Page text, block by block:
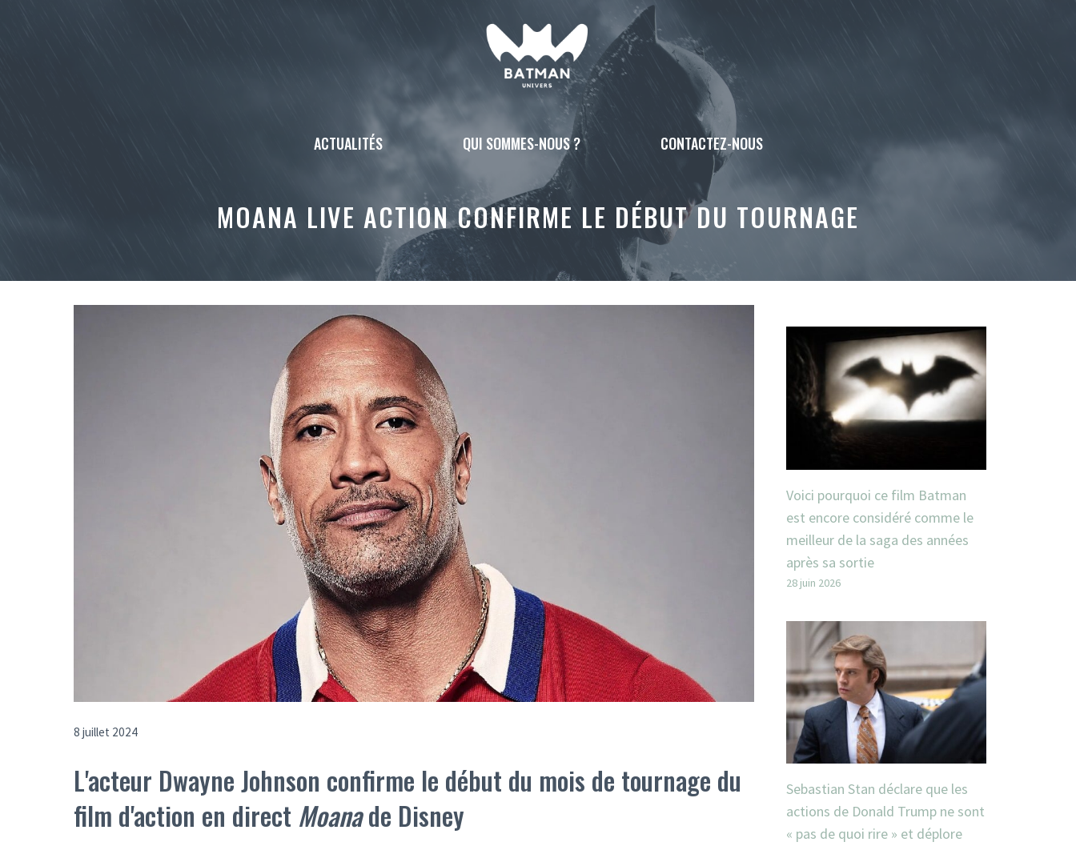
ACTUALITÉS QUI SOMMES-NOUS ? CONTACTEZ-NOUS
MOANA LIVE ACTION CONFIRME LE DÉBUT DU TOURNAGE
8 juillet 2024
L'acteur Dwayne Johnson confirme le début du mois de tournage du
film d'action en direct Moanade Disney
Voici pourquoi ce film Batman
est encore considéré comme le
meilleur de la saga des années
après sa sortie
28 juin 2026
Sebastian Stan déclare que les
actions de Donald Trump ne sont
« pas de quoi rire » et déplore